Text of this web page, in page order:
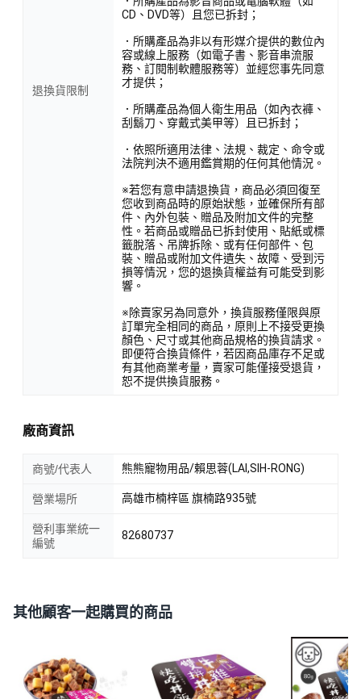
退換貨限制
CD、DVD等）且您已拆封；
．所購產品為非以有形媒介提供的數位內
容或線上服務（如電子書、影音串流服
務、訂閱制軟體服務等）並經您事先同意
才提供；
．所購產品為個人衛生用品（如內衣褲、
刮鬍刀、穿戴式美甲等）且已拆封；
．依照所適用法律、法規、裁定、命令或
法院判決不適用鑑賞期的任何其他情況。
※若您有意申請退換貨，商品必須回復至
您收到商品時的原始狀態，並確保所有部
件、內外包裝、贈品及附加文件的完整
性。若商品或贈品已拆封使用、貼紙或標
籤脫落、吊牌拆除、或有任何部件、包
裝、贈品或附加文件遺失、故障、受到污
損等情況，您的退換貨權益有可能受到影
響。
※除賣家另為同意外，換貨服務僅限與原
訂單完全相同的商品，原則上不接受更換
顏色、尺寸或其他商品規格的換貨請求。
即便符合換貨條件，若因商品庫存不足或
有其他商業考量，賣家可能僅接受退貨，
恕不提供換貨服務。
廠商資訊
商號/代表人 熊熊寵物用品/賴思蓉(LAI,SIH-RONG)
營業場所 高雄市楠梓區 旗楠路935號
營利事業統一
編號
82680737
其他顧客一起購買的商品